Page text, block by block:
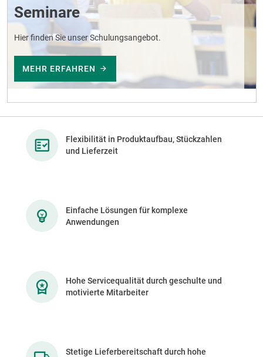
Seminare
Hier finden Sie unser Schulungsangebot.
MEHR ERFAHREN
Flexibilität in Produktaufbau, Stückzahlen
und Lieferzeit
Einfache Lösungen für komplexe
Anwendungen
Hohe Servicequalität durch geschulte und
motivierte Mitarbeiter
Stetige Lieferbereitschaft durch hohe